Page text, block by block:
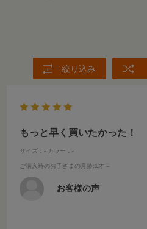
絞り込み
もっと早く買いたかった！
サイズ：- カラー：-
ご購入時のお子さまの月齢:1才～
お客様の声